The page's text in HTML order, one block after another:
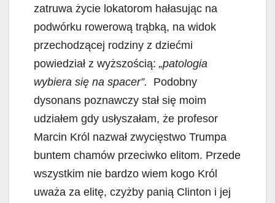
k
p
n
zatruwa życie lokatorom hałasując na
podwórku rowerową trąbką, na widok
przechodzącej rodziny z dziećmi
powiedział z wyższością: „patologia
wybiera się na spacer”. Podobny
dysonans poznawczy stał się moim
udziałem gdy usłyszałam, że profesor
Marcin Król nazwał zwycięstwo Trumpa
buntem chamów przeciwko elitom. Przede
wszystkim nie bardzo wiem kogo Król
uważa za elitę, czyżby panią Clinton i jej